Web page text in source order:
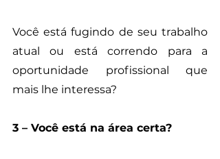
Você está fugindo de seu trabalho
atual ou está correndo para a
oportunidade profissional que
mais lhe interessa?
3 – Você está na área certa?